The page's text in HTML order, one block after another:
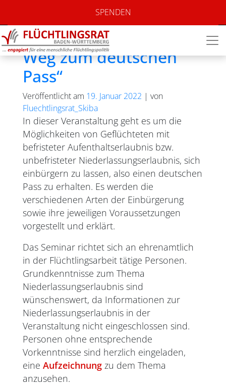
SPENDEN
Januar 2022
Online-Seminar „Der
Weg zum deutschen
Pass“
Veröffentlicht am 19. Januar 2022 | von
Fluechtlingsrat_Skiba
In dieser Veranstaltung geht es um die
Möglichkeiten von Geflüchteten mit
befristeter Aufenthaltserlaubnis bzw.
unbefristeter Niederlassungserlaubnis, sich
einbürgern zu lassen, also einen deutschen
Pass zu erhalten. Es werden die
verschiedenen Arten der Einbürgerung
sowie ihre jeweiligen Voraussetzungen
vorgestellt und erklärt.
Das Seminar richtet sich an ehrenamtlich
in der Flüchtlingsarbeit tätige Personen.
Grundkenntnisse zum Thema
Niederlassungserlaubnis sind
wünschenswert, da Informationen zur
Niederlassungserlaubnis in der
Veranstaltung nicht eingeschlossen sind.
Personen ohne entsprechende
Vorkenntnisse sind herzlich eingeladen,
eine Aufzeichnung zu dem Thema
anzusehen.